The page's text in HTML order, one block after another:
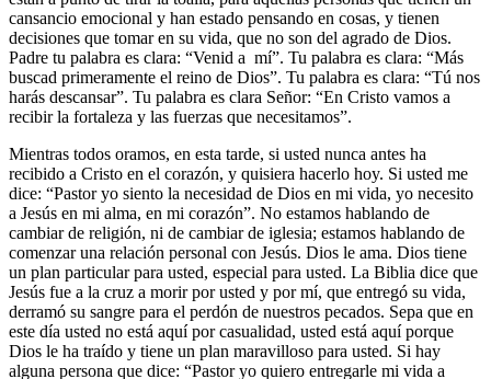
cansancio emocional y han estado pensando en cosas, y tienen
decisiones que tomar en su vida, que no son del agrado de Dios.
Padre tu palabra es clara: “Venid a mí”. Tu palabra es clara: “Más
buscad primeramente el reino de Dios”. Tu palabra es clara: “Tú nos
harás descansar”. Tu palabra es clara Señor: “En Cristo vamos a
recibir la fortaleza y las fuerzas que necesitamos”.
Mientras todos oramos, en esta tarde, si usted nunca antes ha
recibido a Cristo en el corazón, y quisiera hacerlo hoy. Si usted me
dice: “Pastor yo siento la necesidad de Dios en mi vida, yo necesito
a Jesús en mi alma, en mi corazón”. No estamos hablando de
cambiar de religión, ni de cambiar de iglesia; estamos hablando de
comenzar una relación personal con Jesús. Dios le ama. Dios tiene
un plan particular para usted, especial para usted. La Biblia dice que
Jesús fue a la cruz a morir por usted y por mí, que entregó su vida,
derramó su sangre para el perdón de nuestros pecados. Sepa que en
este día usted no está aquí por casualidad, usted está aquí porque
Dios le ha traído y tiene un plan maravilloso para usted. Si hay
alguna persona que dice: “Pastor yo quiero entregarle mi vida a